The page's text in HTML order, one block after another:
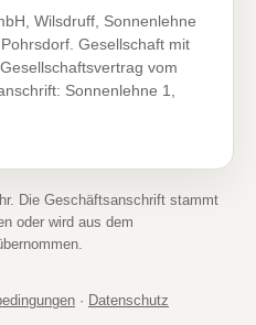
Wilsdruff, Sonnenlehne
Gesellschaft mit
vom
Sonnenlehne 1,
Die Geschäftsanschrift stammt
oder wird aus dem
· Datenschutz